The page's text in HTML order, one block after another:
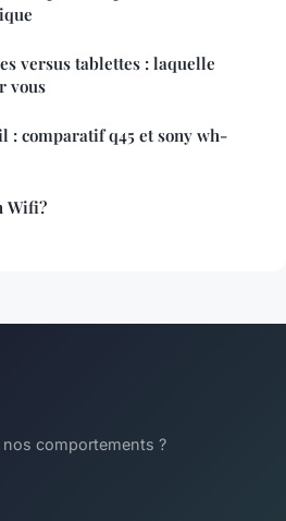
versus tablettes : laquelle
vous
: comparatif q45 et sony wh-
Wifi?
comportements ?